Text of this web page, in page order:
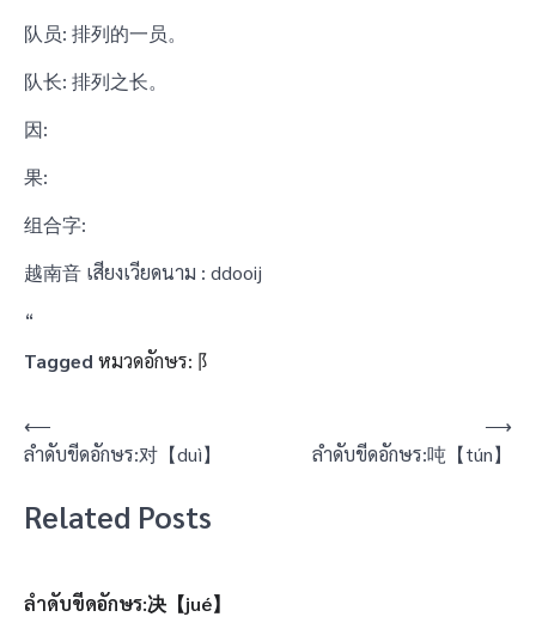
队员: 排列的一员。
队长: 排列之长。
因:
果:
组合字:
越南音 เสียงเวียดนาม : ddooij
“
Tagged หมวดอักษร: 阝
แนะแนว
เรื่อง
⟵
ลำดับขีดอักษร:对【duì】
ลำดับขีดอักษร:吨【tún】
⟶
Related Posts
ลำดับขีดอักษร:决【jué】